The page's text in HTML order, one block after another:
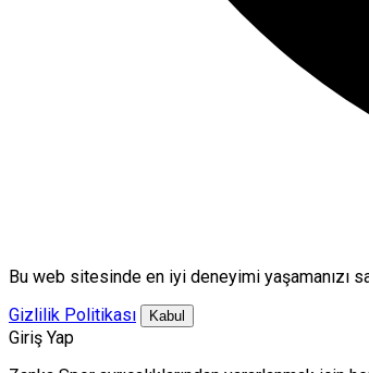
Bu web sitesinde en iyi deneyimi yaşamanızı
Gizlilik Politikası
Kabul
Giriş Yap